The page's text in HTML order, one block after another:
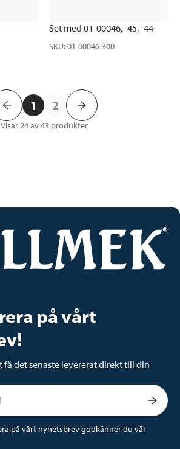
Set med 01-00046, -45, -44
SKU:01-00046-300
1 2
Visar 24 av 43 produkter
på vårt
få det senaste levererat direkt till din
på vårt nyhetsbrev godkänner du vår